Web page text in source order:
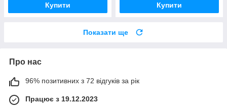
Купити Купити
Показати ще
Про нас
96% позитивних з 72 відгуків за рік
Працює з 19.12.2023